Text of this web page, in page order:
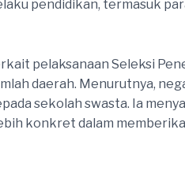
pendidikan, termasuk
pelaksanaan Seleksi
daerah. Menurutnya,
sekolah swasta. Ia
konkret dalam